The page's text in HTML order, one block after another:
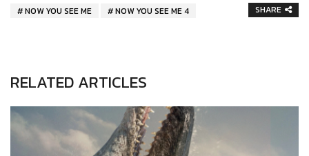
NOW YOU SEE ME NOW YOU SEE ME 4 SHARE
RELATED ARTICLES